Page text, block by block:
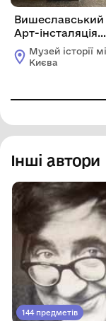
Вишеславський
Арт-інсталяція
«Титанік». 1992.
дерево, метал,
Музей історії
Києва
Інші автори
144 предметів